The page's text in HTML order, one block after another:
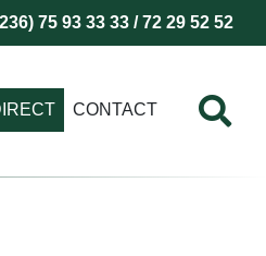
75 93 33 33 / 72 29 52 52
CONTACT